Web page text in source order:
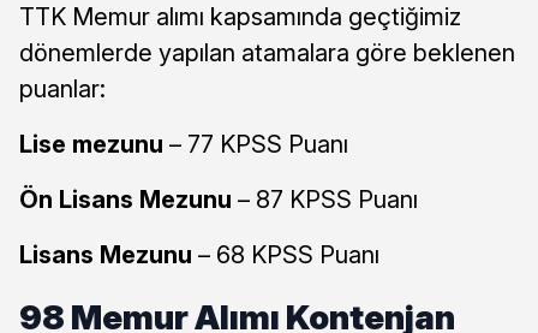
TTK Memur alımı kapsamında geçtiğimiz
dönemlerde yapılan atamalara göre beklenen
puanlar:
Lise mezunu – 77 KPSS Puanı
Ön Lisans Mezunu – 87 KPSS Puanı
Lisans Mezunu – 68 KPSS Puanı
98 Memur Alımı Kontenjan